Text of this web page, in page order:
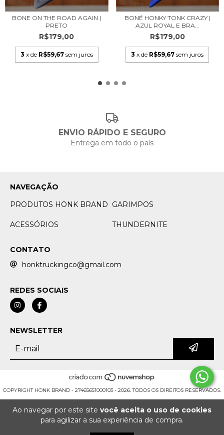
Ao navegar por este site você aceita o uso de cookies
para agilizar a sua experiência de compra.
BONE ON THE ROAD AGAIN |
PRETO
R$179,00
3 x de R$59,67 sem juros
BONÉ HONKY TONK CRAZY |
AZUL ROYAL E BRA...
R$179,00
3 x de R$59,67 sem juros
ENVIO RÁPIDO E SEGURO
Entrega em todo o país
NAVEGAÇÃO
PRODUTOS HONK BRAND GARIMPOS
ACESSÓRIOS THUNDERNITE
CONTATO
honktruckingco@gmail.com
REDES SOCIAIS
NEWSLETTER
COPYRIGHT HONK BRAND - 27465651000103 - 2026. TODOS OS DIREITOS RESERVADOS.